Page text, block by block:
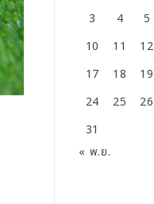
3
4 5
10
11 12
17
18 19
24
25 26
31
« พ.ย.